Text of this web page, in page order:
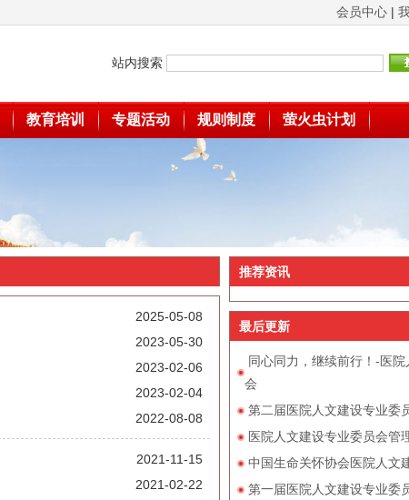
会员中心 |
站内搜索
教育培训 专题活动 规则制度 萤火虫计划
2025-05-08
2023-05-30
2023-02-06
2023-02-04
2022-08-08
2021-11-15
2021-02-22
推荐资讯
最后更新
同心同力，继续前行！-医
会
第二届医院人文建设专业委
医院人文建设专业委员会管
中国生命关怀协会医院人文
第一届医院人文建设专业委